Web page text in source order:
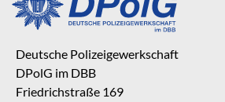
Deutsche Polizeigewerkschaft
DPolG im DBB
Friedrichstraße 169